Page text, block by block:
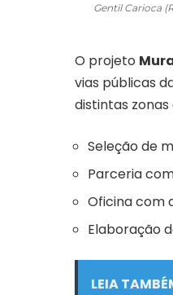
Gentil Carioca
O projeto
vias públicas
distintas zonas
Seleção de
Parceria
Oficina com
Elaboração
LEIA